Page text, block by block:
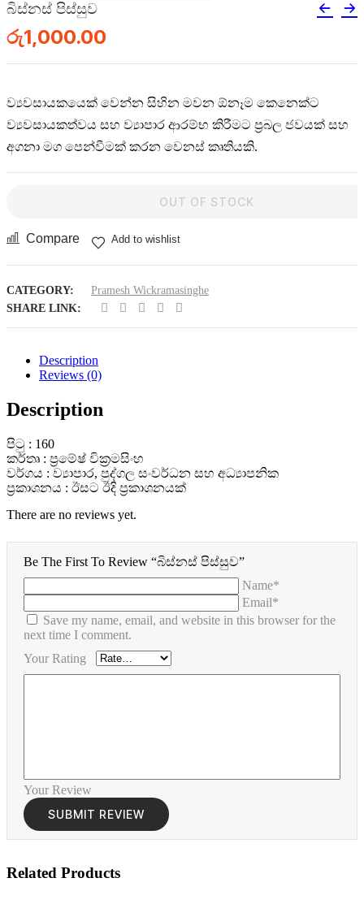
බිස්නස් පිස්සුව
රු1,000.00
ව්‍යවසායකයෙක් වෙන්න සිහින මවන ඕනෑම කෙනෙක්ට
ව්‍යවසායකත්වය සහ ව්‍යාපාර ආරම්භ කිරීමට ප්‍රබල ජවයක් සහ
අගනා මග පෙන්වීමක් කරන වෙනස් කෘතියකි.
OUT OF STOCK
Compare Add to wishlist
CATEGORY:
Pramesh Wickramasinghe
SHARE LINK:
Description
Reviews (0)
Description
පිටු : 160
කර්තෘ : ප්‍රමේෂ් වික්‍රමසිංහ
වර්ගය : ව්‍යාපාර, පුද්ගල සංවර්ධන සහ අධ්‍යාපනික
ප්‍රකාශනය : ඊසට ඊදි ප්‍රකාශනයක්
There are no reviews yet.
Be The First To Review “බිස්නස් පිස්සුව”
Name*
Email*
Save my name, email, and website in this browser for the
next time I comment.
Your Rating
Your Review
Related Products